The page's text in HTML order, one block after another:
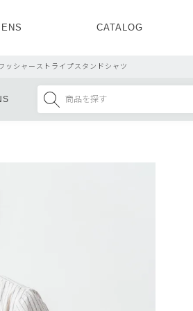
MENS ALL
TOPS
WOMENS ALL
TOPS
CATALOG
CONCEPT NEWS
ッシャーストライプスタンドシャツ